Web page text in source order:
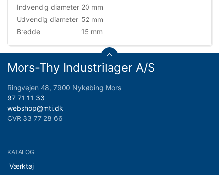
Indvendig diameter 20 mm
Udvendig diameter 52 mm
Bredde
15 mm
Mors-Thy Industrilager A/S
Ringvejen 48, 7900 Nykøbing Mors
97 71 11 33
webshop@mti.dk
CVR 33 77 28 66
KATALOG
Værktøj